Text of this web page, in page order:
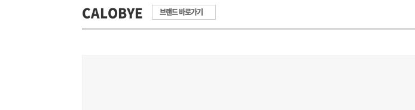
CALOBYE 브랜드 바로가기